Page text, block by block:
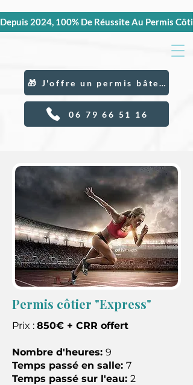
Depuis 2024, 100% De Réussite Au Permis
06 79 66 51 16
🎁 J'offre un permis bâteau
Permis côtier "Express"
Prix : 850€ + CRR offert
Nombre d'heures: 9
Temps passé en salle: 7
Temps passé sur l'eau: 2